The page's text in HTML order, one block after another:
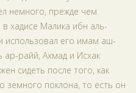
немного, прежде чем
хадисе Малика ибн аль-
использовал его имам аш-
ар-райй, Ахмад и Исхак
сидеть после того, как
земного поклона, то есть он